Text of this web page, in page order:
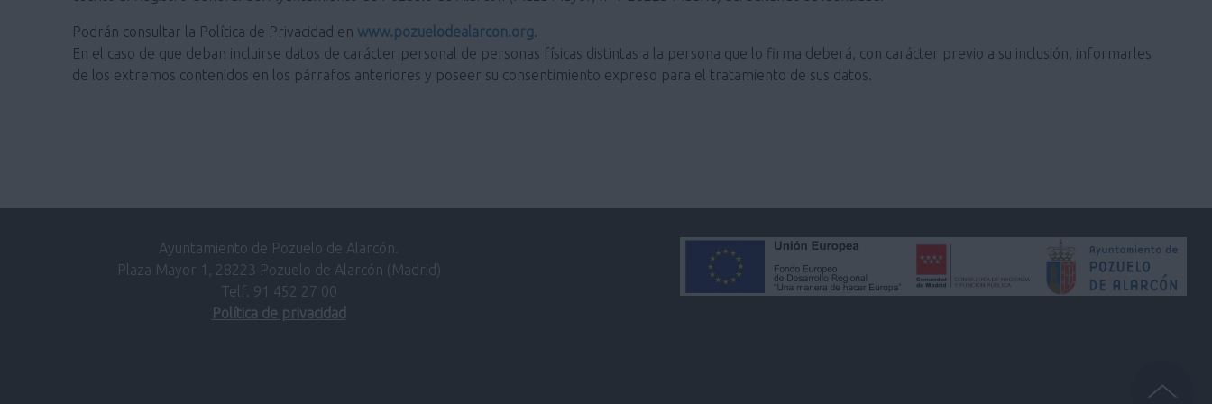
Podrán consultar la Política de Privacidad en www.pozuelodealarcon.org.
En el caso de que deban incluirse datos de carácter personal de personas físicas distintas a la persona que lo firma deberá, con carácter previo a su inclusión, informarles
de los extremos contenidos en los párrafos anteriores y poseer su consentimiento expreso para el tratamiento de sus datos.
Ayuntamiento de Pozuelo de Alarcón.
Plaza Mayor 1, 28223 Pozuelo de Alarcón (Madrid)
Telf. 91 452 27 00
Política de privacidad